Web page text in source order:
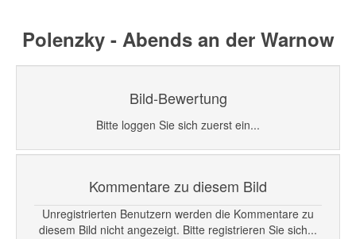
Polenzky - Abends an der Warnow
Bild-Bewertung
Bitte loggen Sie sich zuerst ein...
Kommentare zu diesem Bild
Unregistrierten Benutzern werden die Kommentare zu
diesem Bild nicht angezeigt. Bitte registrieren Sie sich...